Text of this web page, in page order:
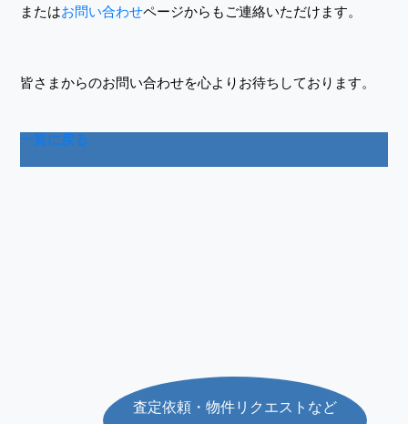
またはお問い合わせページからもご連絡いただけます。
皆さまからのお問い合わせを心よりお待ちしております。
一覧に戻る
査定依頼・物件リクエストなど